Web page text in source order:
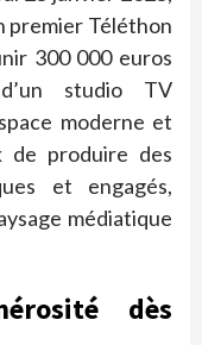
premier Téléthon
300 000 euros
studio TV
moderne et
de produire des
et engagés,
médiatique
dès